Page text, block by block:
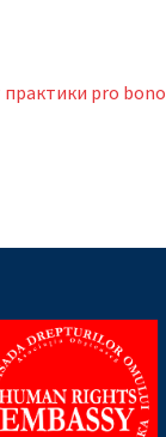
pro bono